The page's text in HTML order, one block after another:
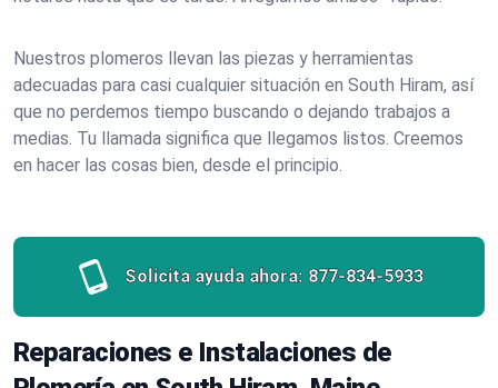
Nuestros plomeros llevan las piezas y herramientas
adecuadas para casi cualquier situación en South Hiram, así
que no perdemos tiempo buscando o dejando trabajos a
medias. Tu llamada significa que llegamos listos. Creemos
en hacer las cosas bien, desde el principio.
Solicita ayuda ahora: 877-834-5933
Reparaciones e Instalaciones de